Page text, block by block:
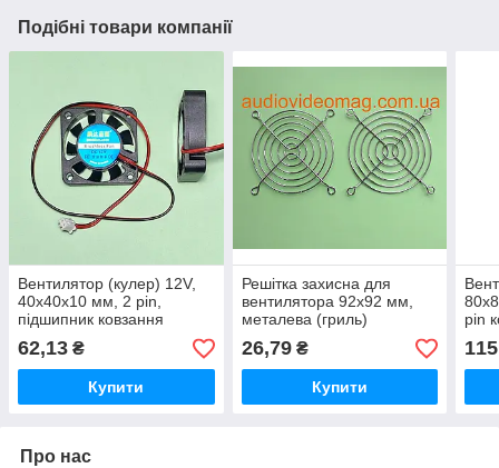
Подібні товари компанії
Вентилятор (кулер) 12V,
40х40х10 мм, 2 pin,
підшипник ковзання
(Sleeve Bearing)
62,13 ₴
Купити
Решітка захисна для
вентилятора 92х92 мм,
металева (гриль)
26,79₴
Купити
pin
Про нас